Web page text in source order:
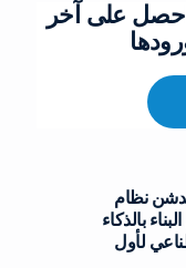
على آخر
نظام
بالذكاء
لأول